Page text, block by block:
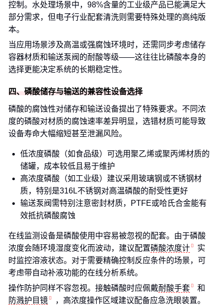
控制。水处理场景中，98%含量的工业级产品已能满足大
部分需求，但电子行业配套清洗则需要特殊处理的高纯版
本。
当应用场景涉及高温或强腐蚀环境时，还需同步考虑储存
容器材质和输送泵阀的耐酸等级——这往往比磷酸本身的
选择更能决定系统的长期稳定性。
四、磷酸储存与输送的兼容性设备选择
磷酸的腐蚀性对储存和输送设备提出了特殊要求。不同浓
度的磷酸对材质的腐蚀速率差异明显，选错材质可能导致
设备寿命大幅缩短甚至泄漏风险。
低浓度磷酸（如食品级）可选用聚乙烯或聚丙烯材质的
储罐，成本较低且易于维护
高浓度磷酸（如工业级）建议采用玻璃钢或不锈钢材
质，特别是316L不锈钢对高温磷酸的耐受性更好
输送泵阀需特别注意密封材质，PTFE或哈氏合金能有
效抵抗磷酸腐蚀
在线监测设备是磷酸使用中容易被忽视的配套。由于磷酸
浓度会随环境湿度变化而波动，建议配置磷酸浓度计
实
时监控溶液状态。对于需要精确控制反应条件的场景，可
考虑带自动补液功能的在线分析系统。
操作防护同样不容忽视。接触磷酸时应佩戴耐酸手套
和
防溅护目镜
，高浓度操作区域建议配备应急洗眼装置。